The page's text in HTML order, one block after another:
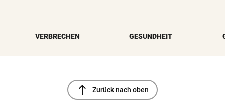
VERBRECHEN GESUNDHEIT
north Zurück nach oben